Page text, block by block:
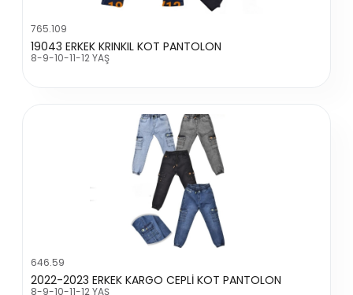
765.109
19043 ERKEK KRINKIL KOT PANTOLON
8-9-10-11-12 YAŞ
646.59
2022-2023 ERKEK KARGO CEPLİ KOT PANTOLON
8-9-10-11-12 YAŞ